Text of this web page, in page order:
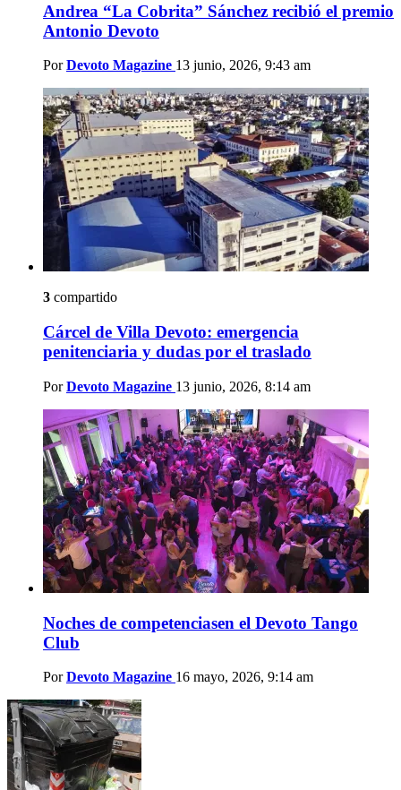
Andrea “La Cobrita” Sánchez recibió el premio
Antonio Devoto
Por Devoto Magazine 13 junio, 2026, 9:43 am
3 compartido
Cárcel de Villa Devoto: emergencia
penitenciaria y dudas por el traslado
Por Devoto Magazine 13 junio, 2026, 8:14 am
Noches de competenciasen el Devoto Tango
Club
Por Devoto Magazine 16 mayo, 2026, 9:14 am